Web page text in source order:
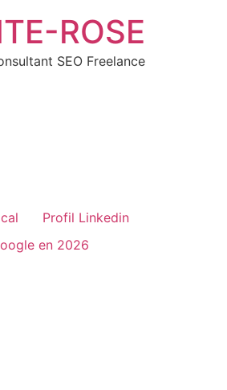
ROSE
SEO Freelance
Profil Linkedin
en 2026